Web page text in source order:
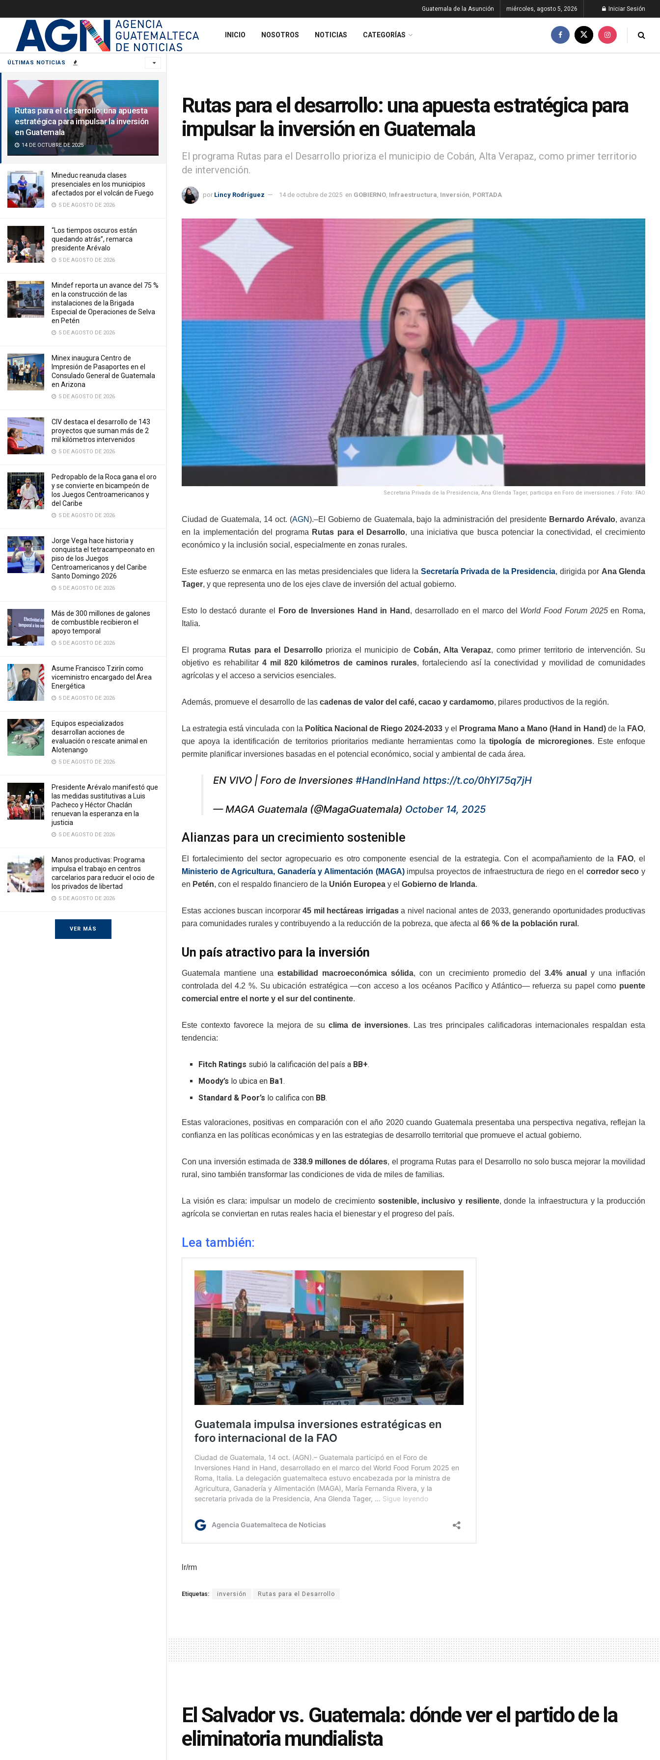
ÚLTIMAS NOTICIAS
Rutas para el desarrollo: una apuesta
estratégica para impulsar la inversión
en Guatemala
14 DE OCTUBRE DE 2025
Mineduc reanuda clases
presenciales en los municipios
afectados por el volcán de Fuego
5 DE AGOSTO DE 2026
“Los tiempos oscuros están
quedando atrás”, remarca
presidente Arévalo
5 DE AGOSTO DE 2026
Mindef reporta un avance del 75 %
en la construcción de las
instalaciones de la Brigada
Especial de Operaciones de Selva
en Petén
5 DE AGOSTO DE 2026
Minex inaugura Centro de
Impresión de Pasaportes en el
Consulado General de Guatemala
en Arizona
5 DE AGOSTO DE 2026
CIV destaca el desarrollo de 143
proyectos que suman más de 2
mil kilómetros intervenidos
5 DE AGOSTO DE 2026
Pedropablo de la Roca gana el oro
y se convierte en bicampeón de
los Juegos Centroamericanos y
del Caribe
5 DE AGOSTO DE 2026
Jorge Vega hace historia y
conquista el tetracampeonato en
piso de los Juegos
Centroamericanos y del Caribe
Santo Domingo 2026
5 DE AGOSTO DE 2026
Más de 300 millones de galones
de combustible recibieron el
apoyo temporal
5 DE AGOSTO DE 2026
Asume Francisco Tzirín como
viceministro encargado del Área
Energética
5 DE AGOSTO DE 2026
Equipos especializados
desarrollan acciones de
evaluación o rescate animal en
Alotenango
5 DE AGOSTO DE 2026
Presidente Arévalo manifestó que
las medidas sustitutivas a Luis
Pacheco y Héctor Chaclán
renuevan la esperanza en la
justicia
5 DE AGOSTO DE 2026
Manos productivas: Programa
impulsa el trabajo en centros
carcelarios para reducir el ocio de
los privados de libertad
5 DE AGOSTO DE 2026
VER MÁS
Guatemala de la Asunción miércoles, agosto 5, 2026 Iniciar Sesión
INICIO NOSOTROS NOTICIAS CATEGORÍAS
Rutas para el desarrollo: una apuesta estratégica para
impulsar la inversión en Guatemala
El programa Rutas para el Desarrollo prioriza el municipio de Cobán, Alta Verapaz, como primer territorio
de intervención.
por Lincy Rodríguez 14 de octubre de 2025 en GOBIERNO Infraestructura Inversión PORTADA
Secretaria Privada de la Presidencia, Ana Glenda Tager, participa en Foro de inversiones. / Foto: FAO
Ciudad de Guatemala, 14 oct. (AGN).–El Gobierno de Guatemala, bajo la administración del presidente Bernardo Arévalo, avanza
en la implementación del programa Rutas para el Desarrollo, una iniciativa que busca potenciar la conectividad, el crecimiento
económico y la inclusión social, especialmente en zonas rurales.
Este esfuerzo se enmarca en las metas presidenciales que lidera la Secretaría Privada de la Presidencia, dirigida por Ana Glenda
Tager, y que representa uno de los ejes clave de inversión del actual gobierno.
Esto lo destacó durante el Foro de Inversiones Hand in Hand , desarrollado en el marco del World Food Forum 2025en Roma,
Italia.
El programa Rutas para el Desarrolloprioriza el municipio de Cobán, Alta Verapaz, como primer territorio de intervención. Su
objetivo es rehabilitar4 mil 820 kilómetros de caminos rurales, fortaleciendo así la conectividad y movilidad de comunidades
agrícolas y el acceso a servicios esenciales.
Además, promueve el desarrollo de las cadenas de valor del café, cacao y cardamomo, pilares productivos de la región.
La estrategia está vinculada con la Política Nacional de Riego 2024-2033 y el Programa Mano a Mano (Hand in Hand)de la FAO,
que apoya la identificación de territorios prioritarios mediante herramientas como latipología de microregiones. Este enfoque
permite planificar inversiones basadas en el potencial económico, social y ambiental de cada área.
EN VIVO | Foro de Inversiones #HandInHand https://t.co/0hYI75q7jH
— MAGA Guatemala (@MagaGuatemala) October 14, 2025
Alianzas para un crecimiento sostenible
El fortalecimiento del sector agropecuario es otro componente esencial de la estrategia. Con el acompañamiento de la FAO, el
Ministerio de Agricultura, Ganadería y Alimentación (MAGA)impulsa proyectos de infraestructura de riego en el corredor seco y
en Petén, con el respaldo financiero de la Unión Europea y el Gobierno de Irlanda.
Estas acciones buscan incorporar 45 mil hectáreas irrigadasa nivel nacional antes de 2033, generando oportunidades productivas
para comunidades rurales y contribuyendo a la reducción de la pobreza, que afecta al 66 % de la población rural .
Un país atractivo para la inversión
Guatemala mantiene una estabilidad macroeconómica sólida, con un crecimiento promedio del 3.4% anual
y una inflación
controlada del 4.2 %. Su ubicación estratégica —con acceso a los océanos Pacífico y Atlántico— refuerza su papel como puente
comercial entre el norte y el sur del continente.
Este contexto favorece la mejora de su clima de inversiones. Las tres principales calificadoras internacionales respaldan esta
tendencia:
Fitch Ratings subió la calificación del país a BB+.
Moody’s lo ubica en Ba1.
Standard & Poor’s lo califica con BB.
Estas valoraciones, positivas en comparación con el año 2020 cuando Guatemala presentaba una perspectiva negativa, reflejan la
confianza en las políticas económicas y en las estrategias de desarrollo territorial que promueve el actual gobierno.
Con una inversión estimada de 338.9 millones de dólares, el programa Rutas para el Desarrollo no solo busca mejorar la movilidad
rural, sino también transformar las condiciones de vida de miles de familias.
La visión es clara: impulsar un modelo de crecimiento sostenible, inclusivo y resiliente, donde la infraestructura y la producción
agrícola se conviertan en rutas reales hacia el bienestar y el progreso del país.
Lea también:
lr/rm
Etiquetas: inversión Rutas para el Desarrollo
El Salvador vs. Guatemala: dónde ver el partido de la
eliminatoria mundialista